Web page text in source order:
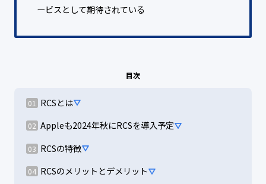
ービスとして期待されている
目次
RCSとは
Appleも2024年秋にRCSを導入予定
RCSの特徴
RCSのメリットとデメリット